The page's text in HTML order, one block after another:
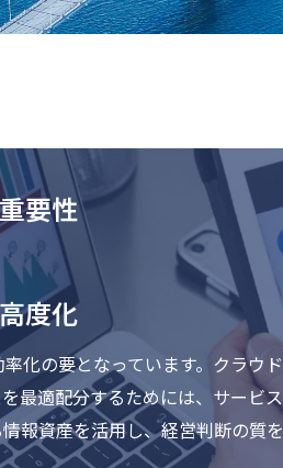
要性
度化
化の要となっています。クラウ
最適配分するためには、サービ
報資産を活用し、経営判断の質